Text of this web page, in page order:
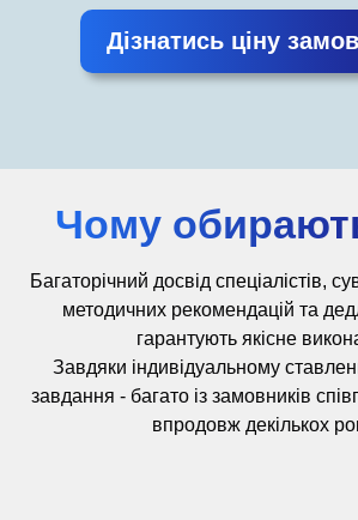
Дізнатись ціну
Чому
Багаторічний досвід спеціалістів,
методичних рекомендацій та
гарантують якісне
Завдяки індивідуальному
завдання - багато із замовників
впродовж декількох